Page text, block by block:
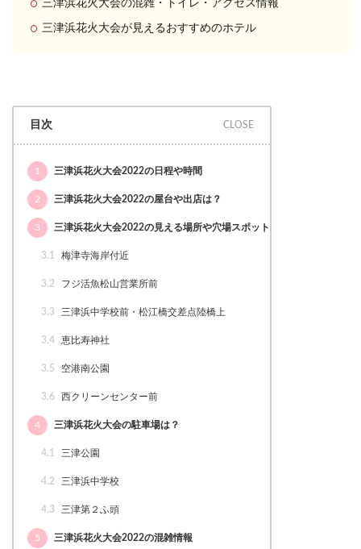
三津浜花火大会の混雑・トイレ・アクセス情報
三津浜花火大会が見えるおすすめのホテル
目次
1 三津浜花火大会2022の日程や時間
2 三津浜花火大会2022の屋台や出店は？
3 三津浜花火大会2022の見える場所や穴場スポット
3.1 梅津寺海岸付近
3.2 フジ活魚松山営業所前
3.3 三津浜中学校前・松江橋交差点陸橋上
3.4 恵比寿神社
3.5 空港南公園
3.6 西クリーンセンター前
4 三津浜花火大会の駐車場は？
4.1 三津公園
4.2 三津浜中学校
4.3 三津第２ふ頭
5 三津浜花火大会2022の混雑情報